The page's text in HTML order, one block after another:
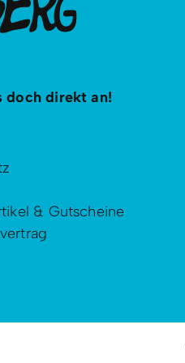
doch direkt an!
& Gutscheine